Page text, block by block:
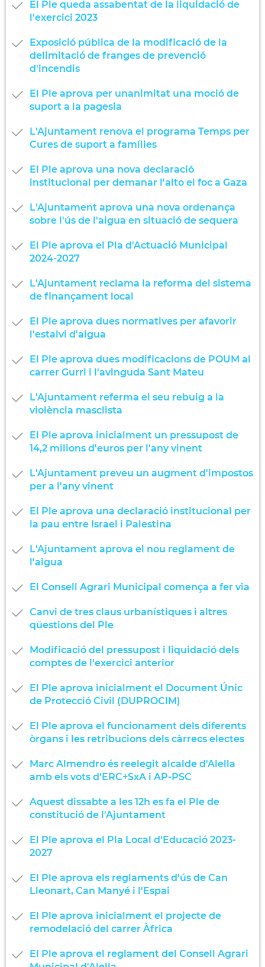
El Ple queda assabentat de la liquidació de
l'exercici 2023
Exposició pública de la modificació de la
delimitació de franges de prevenció
d'incendis
El Ple aprova per unanimitat una moció de
suport a la pagesia
L'Ajuntament renova el programa Temps per
Cures de suport a famílies
El Ple aprova una nova declaració
institucional per demanar l'alto el foc a Gaza
L'Ajuntament aprova una nova ordenança
sobre l'ús de l'aigua en situació de sequera
El Ple aprova el Pla d'Actuació Municipal
2024-2027
L'Ajuntament reclama la reforma del sistema
de finançament local
El Ple aprova dues normatives per afavorir
l'estalvi d'aigua
El Ple aprova dues modificacions de POUM al
carrer Gurri i l'avinguda Sant Mateu
L'Ajuntament referma el seu rebuig a la
violència masclista
El Ple aprova inicialment un pressupost de
14,2 milions d'euros per l'any vinent
L'Ajuntament preveu un augment d'impostos
per a l'any vinent
El Ple aprova una declaració institucional per
la pau entre Israel i Palestina
L'Ajuntament aprova el nou reglament de
l'aigua
El Consell Agrari Municipal comença a fer via
Canvi de tres claus urbanístiques i altres
qüestions del Ple
Modificació del pressupost i liquidació dels
comptes de l'exercici anterior
El Ple aprova inicialment el Document Únic
de Protecció Civil (DUPROCIM)
El Ple aprova el funcionament dels diferents
òrgans i les retribucions dels càrrecs electes
Marc Almendro és reelegit alcalde d'Alella
amb els vots d'ERC+SxA i AP-PSC
Aquest dissabte a les 12h es fa el Ple de
constitució de l'Ajuntament
El Ple aprova el Pla Local d'Educació 2023-
2027
El Ple aprova els reglaments d'ús de Can
Lleonart, Can Manyé i l'Espai
El Ple aprova inicialment el projecte de
remodelació del carrer Àfrica
El Ple aprova el reglament del Consell Agrari